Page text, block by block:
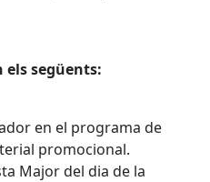
els següents:
en el programa de
promocional.
Major del dia de la